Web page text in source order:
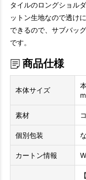
タイルのロングショル
ットン生地なので透け
できるので、サブバッ
です。
商品仕様
本体サイズ
素材
個別包装
カートン情報